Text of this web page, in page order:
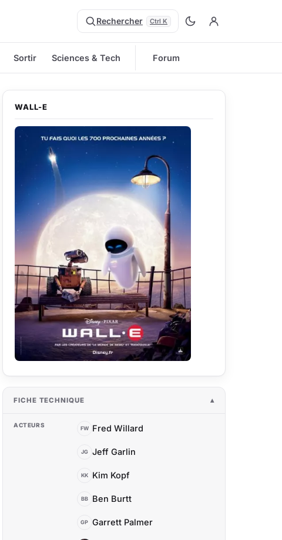
Rechercher Ctrl K
Sortir Sciences & Tech Forum
WALL-E
FICHE TECHNIQUE
ACTEURS FW Fred Willard
JG Jeff Garlin
KK Kim Kopf
BB Ben Burtt
GP Garrett Palmer